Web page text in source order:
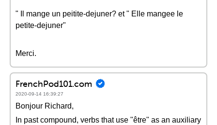
" Il mange un peitite-dejuner? et " Elle mangee le
petite-dejuner"
Merci.
FrenchPod101.com
2020-09-14 16:39:27
Bonjour Richard,
In past compound, verbs that use "être" as an auxiliary